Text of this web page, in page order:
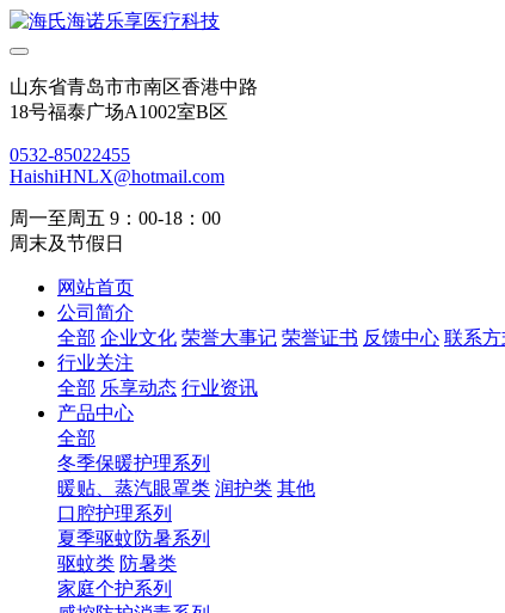
山东省青岛市市南区香港中路
18号福泰广场A1002室B区
0532-85022455
HaishiHNLX@hotmail.com
周一至周五 9：00-18：00
周末及节假日
网站首页
公司简介
全部 企业文化 荣誉大事记 荣誉证书 反馈中心 联系方
行业关注
全部 乐享动态 行业资讯
产品中心
全部
冬季保暖护理系列
暖贴、蒸汽眼罩类 润护类 其他
口腔护理系列
夏季驱蚊防暑系列
驱蚊类 防暑类
家庭个护系列